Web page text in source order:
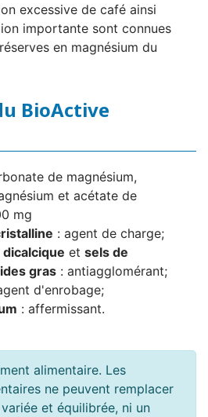
excessive de café ainsi
importante sont connues
en magnésium du
BioActive
de magnésium,
et acétate de
mg
: agent de charge;
et sels de
gras : antiagglomérant;
d'enrobage;
: affermissant.
alimentaire. Les
ne peuvent remplacer
et équilibrée, ni un